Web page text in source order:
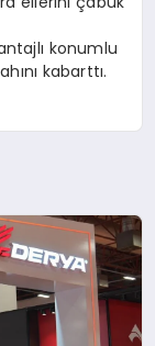
konumlu
kabarttı.